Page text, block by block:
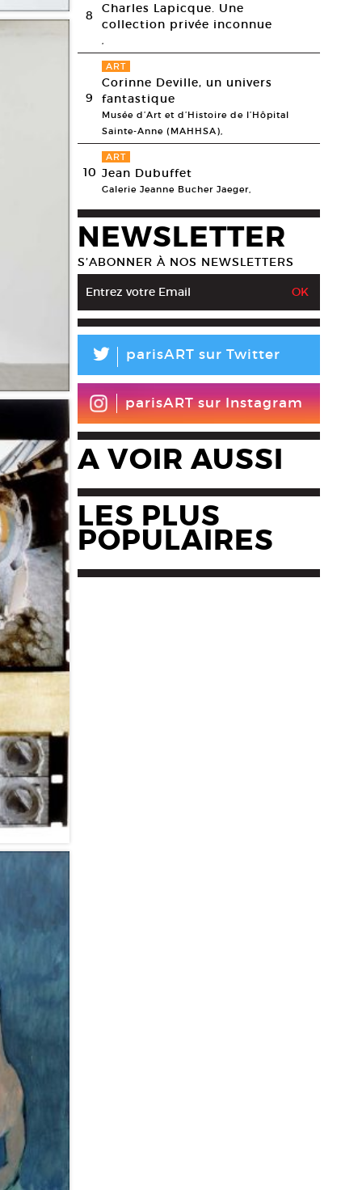
8
Charles Lapicque. Une
collection privée inconnue
,
9
ART
Corinne Deville, un univers
fantastique
Musée d’Art et d’Histoire de l’Hôpital
Sainte-Anne (MAHHSA),
10
ART
Jean Dubuffet
Galerie Jeanne Bucher Jaeger,
NEWSLETTER
S’ABONNER À NOS NEWSLETTERS
L parisART sur Twitter
parisART sur Instagram
A VOIR AUSSI
LES PLUS
POPULAIRES